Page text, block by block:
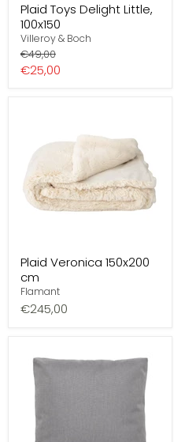
Plaid Toys Delight Little,
100x150
Villeroy & Boch
Preis
€49,00
Aktueller
€25,00
Plaid Veronica 150x200
cm
Flamant
€245,00